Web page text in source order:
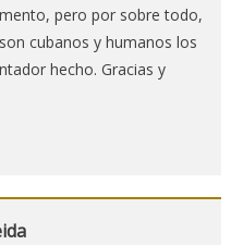
pero por sobre todo,
cubanos y humanos los
hecho. Gracias y